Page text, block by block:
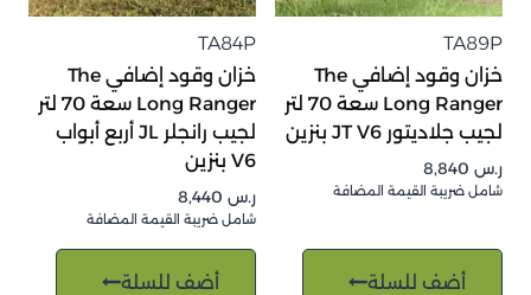
TA89P
خزان وقود إضافي The
Long Ranger سعة 70 لتر
لجيب جلاديتور JT V6 بنزين
ر.س
شامل ضريبة القيمة المضافة
أضف للسلة
TA84P
خزان وقود إضافي The
Long Ranger سعة 70 لتر
لجيب رانجلر JL أربع أبواب
V6 بنزين
ر.س
شامل ضريبة القيمة المضافة
أضف للسلة